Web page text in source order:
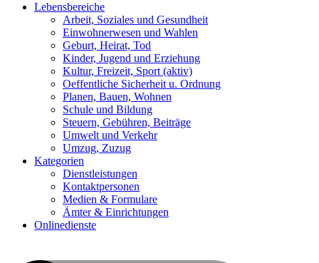
Lebensbereiche
Arbeit, Soziales und Gesundheit
Einwohnerwesen und Wahlen
Geburt, Heirat, Tod
Kinder, Jugend und Erziehung
Kultur, Freizeit, Sport (aktiv)
Oeffentliche Sicherheit u. Ordnung
Planen, Bauen, Wohnen
Schule und Bildung
Steuern, Gebühren, Beiträge
Umwelt und Verkehr
Umzug, Zuzug
Kategorien
Dienstleistungen
Kontaktpersonen
Medien & Formulare
Ämter & Einrichtungen
Onlinedienste